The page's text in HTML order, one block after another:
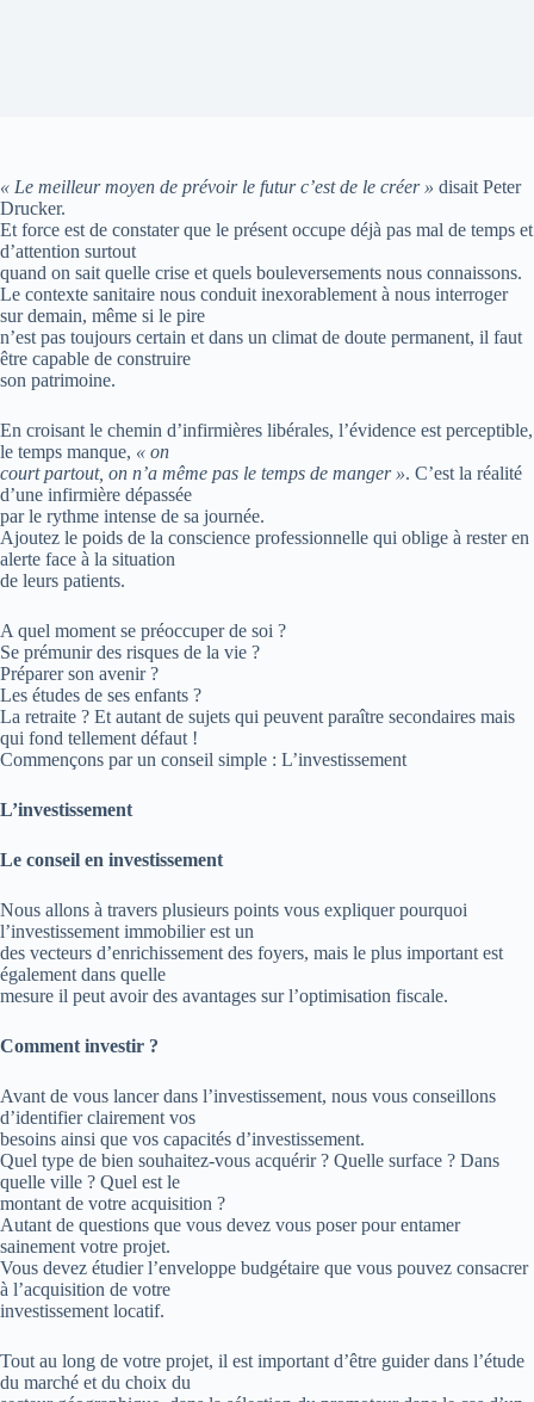
« Le meilleur moyen de prévoir le futur c’est de le créer » disait Peter
Drucker.
Et force est de constater que le présent occupe déjà pas mal de temps et
d’attention surtout
quand on sait quelle crise et quels bouleversements nous connaissons.
Le contexte sanitaire nous conduit inexorablement à nous interroger
sur demain, même si le pire
n’est pas toujours certain et dans un climat de doute permanent, il faut
être capable de construire
son patrimoine.
En croisant le chemin d’infirmières libérales, l’évidence est perceptible,
le temps manque, « on
court partout, on n’a même pas le temps de manger ». C’est la réalité
d’une infirmière dépassée
par le rythme intense de sa journée.
Ajoutez le poids de la conscience professionnelle qui oblige à rester en
alerte face à la situation
de leurs patients.
A quel moment se préoccuper de soi ?
Se prémunir des risques de la vie ?
Préparer son avenir ?
Les études de ses enfants ?
La retraite ? Et autant de sujets qui peuvent paraître secondaires mais
qui fond tellement défaut !
Commençons par un conseil simple : L’investissement
L’investissement
Le conseil en investissement
Nous allons à travers plusieurs points vous expliquer pourquoi
l’investissement immobilier est un
des vecteurs d’enrichissement des foyers, mais le plus important est
également dans quelle
mesure il peut avoir des avantages sur l’optimisation fiscale.
Comment investir ?
Avant de vous lancer dans l’investissement, nous vous conseillons
d’identifier clairement vos
besoins ainsi que vos capacités d’investissement.
Quel type de bien souhaitez-vous acquérir ? Quelle surface ? Dans
quelle ville ? Quel est le
montant de votre acquisition ?
Autant de questions que vous devez vous poser pour entamer
sainement votre projet.
Vous devez étudier l’enveloppe budgétaire que vous pouvez consacrer
à l’acquisition de votre
investissement locatif.
Tout au long de votre projet, il est important d’être guider dans l’étude
du marché et du choix du